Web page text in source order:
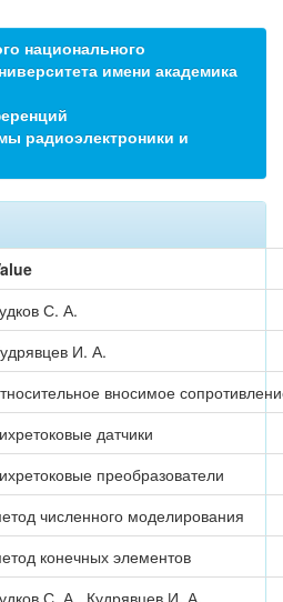
национального
имени академика
радиоэлектроники и
С. А.
И. А.
вносимое
датчики
преобразователи
численного моделирования
конечных элементов
С. А., Кудрявцев И. А.